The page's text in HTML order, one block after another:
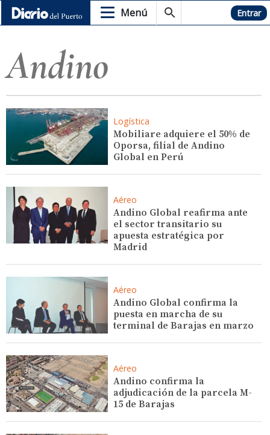
Menú Hemeroteca Entrar
Andino
Logística
Mobiliare adquiere el 50% de
Oporsa, filial de Andino
Global en Perú
Aéreo
Andino Global reafirma ante
el sector transitario su
apuesta estratégica por
Madrid
Aéreo
Andino Global confirma la
puesta en marcha de su
terminal de Barajas en marzo
Aéreo
Andino confirma la
adjudicación de la parcela M-
15 de Barajas